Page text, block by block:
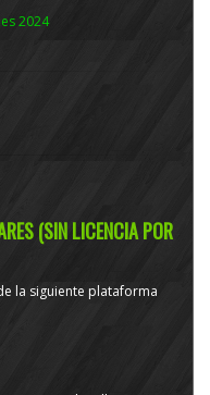
2024
(SIN LICENCIA POR
la siguiente plataforma